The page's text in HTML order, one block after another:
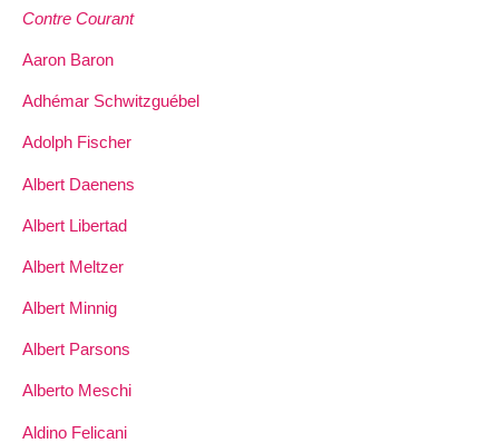
Contre Courant
Aaron Baron
Adhémar Schwitzguébel
Adolph Fischer
Albert Daenens
Albert Libertad
Albert Meltzer
Albert Minnig
Albert Parsons
Alberto Meschi
Aldino Felicani